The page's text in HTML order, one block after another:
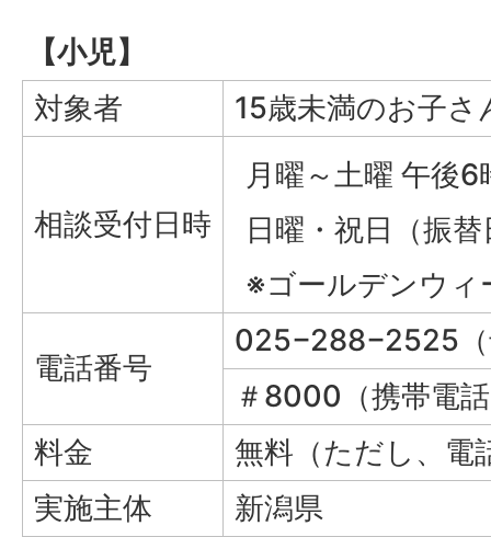
【小児】
対象者
15歳未満のお子さ
相談受付日時
月曜～土曜 午後
日曜・祝日（振
※ゴールデンウィ
電話番号
025−288−2525（
＃8000（携帯電
料金
無料（ただし、電
実施主体
新潟県